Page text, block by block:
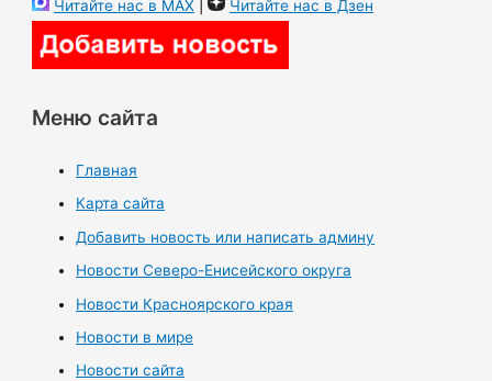
Читайте нас в MAX | Читайте нас в Дзен
Меню сайта
Главная
Карта сайта
Добавить новость или написать админу
Новости Северо-Енисейского округа
Новости Красноярского края
Новости в мире
Новости сайта